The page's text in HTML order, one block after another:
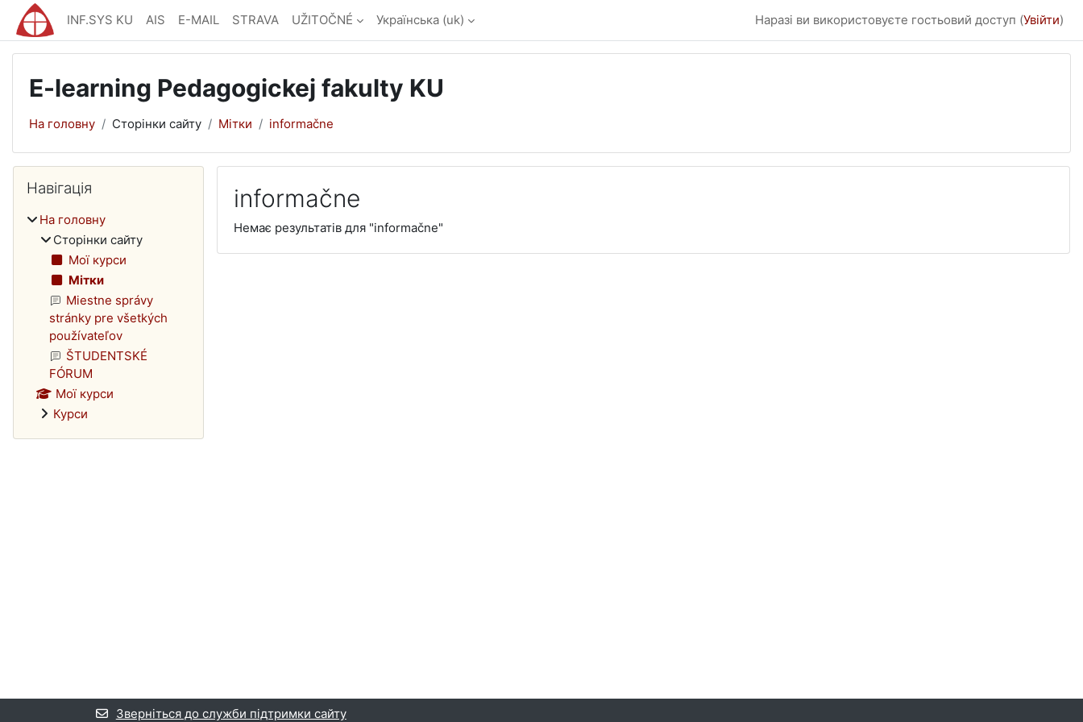
Перейти до головного вмісту
INF.SYS KU AIS E-MAIL STRAVA UŽITOČNÉ Українська ‎(uk)‎ Наразі ви використовуєте гостьовий доступ (Увійти)
E-learning Pedagogickej fakulty KU
На головну Сторінки сайту Мітки informačne
informačne
Немає результатів для "informačne"
Блоки
Навігація
На головну
Сторінки сайту
Мої курси
Мітки
Miestne správy
stránky pre všetkých
používateľov
ŠTUDENTSKÉ
FÓRUM
Мої курси
Курси
Зверніться до служби підтримки сайту